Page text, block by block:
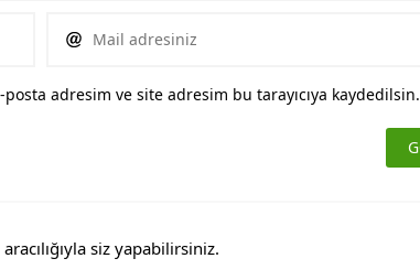
adresim ve site adresim bu tarayıcıya kaydedilsin.
siz yapabilirsiniz.